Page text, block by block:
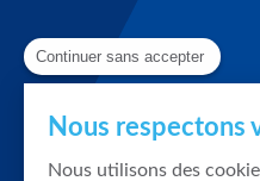
Continuer sans accepter
Nous respectons
Nous utilisons des